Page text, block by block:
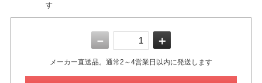
す
－ ＋
メーカー直送品。通常2～4営業日以内に発送します